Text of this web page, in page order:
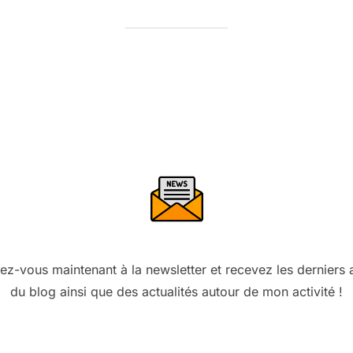
vous maintenant à la newsletter et recevez les derniers
du blog ainsi que des actualités autour de mon activité !